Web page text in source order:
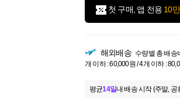
첫 구매, 앱 전용 10
해외배송 수량별 총 배송
개 이하 : 60,000원 / 4개 이하 :
평균14일내 배송 시작 (주말, 공